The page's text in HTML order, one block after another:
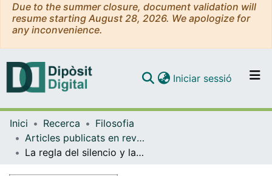
Due to the summer closure, document validation will
resume starting August 28, 2026. We apologize for
any inconvenience.
Navega per tot el DD
Com publicar
Iniciar sessió (current)
Inici Recerca
Filosofia
Articles publicats en revistes (Filosofia)
La regla del silencio y la escucha en la filosofía antigua: una lectura desde Michel Foucault